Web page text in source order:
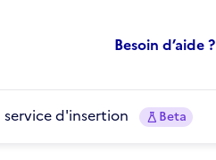
Besoin d’aide ?
service d'insertion Beta